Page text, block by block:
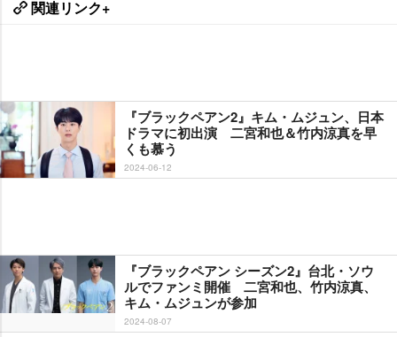
関連リンク+
『ブラックペアン2』キム・ムジュン、日本
ドラマに初出演 二宮和也＆竹内涼真を早
くも慕う
2024-06-12
『ブラックペアン シーズン2』台北・ソウ
ルでファンミ開催 二宮和也、竹内涼真、
キム・ムジュンが参加
2024-08-07